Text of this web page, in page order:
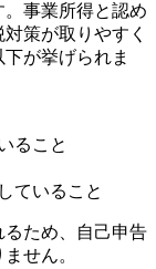
事業所得と認め
策が取りやすく
が挙げられま
ること
ていること
ため、自己申告
せん。